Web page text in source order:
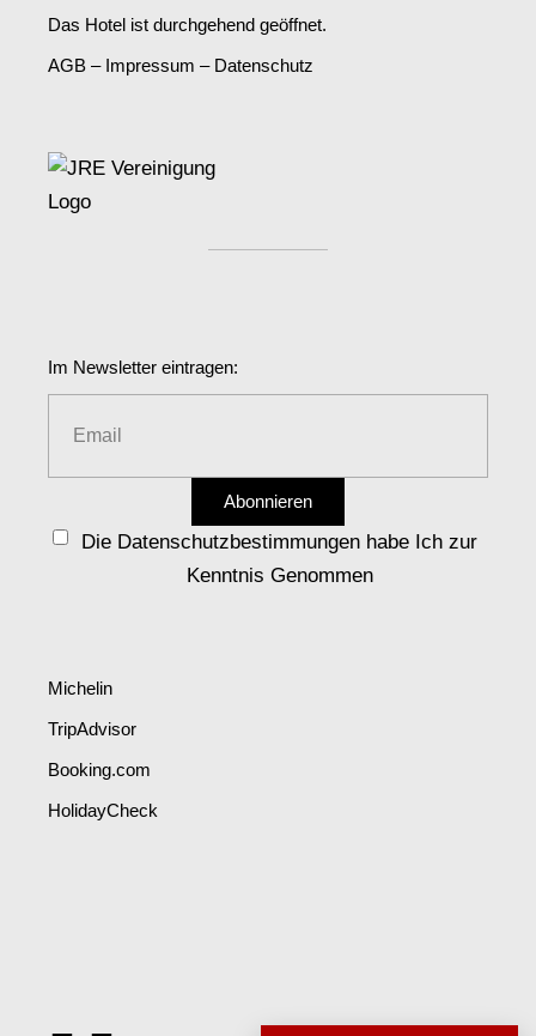
Das Hotel ist durchgehend geöffnet.
AGB – Impressum – Datenschutz
Im Newsletter eintragen:
Die Datenschutzbestimmungen habe Ich zur
Kenntnis Genommen
Michelin
TripAdvisor
Booking.com
HolidayCheck